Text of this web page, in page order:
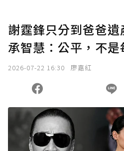
謝霆鋒只分到爸爸
承智慧：公平，不
2026-07-22 16:30 廖嘉紅